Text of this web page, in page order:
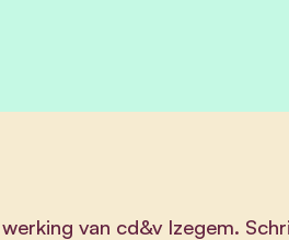
van cd&v Izegem.